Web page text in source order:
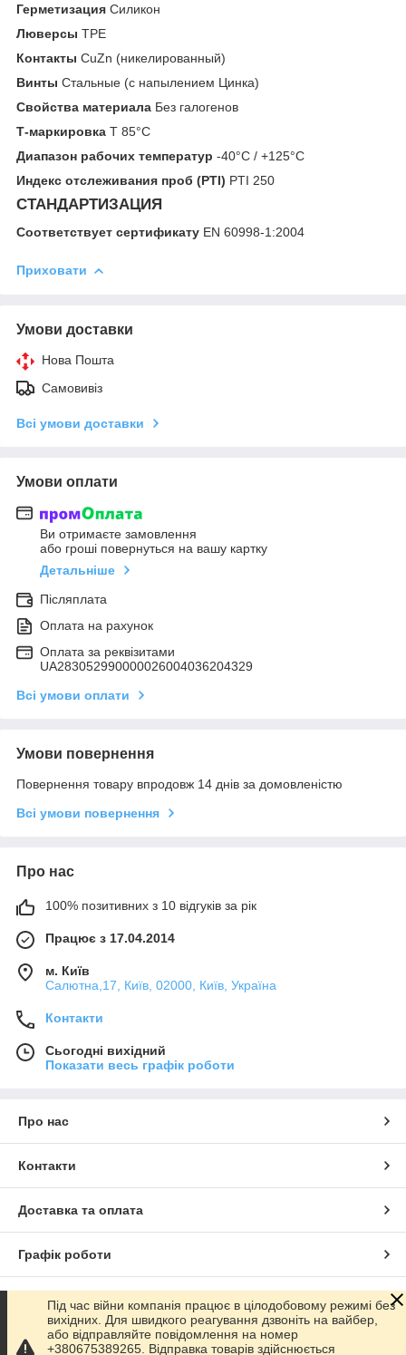
Герметизация Силикон
Люверсы TPE
Контакты CuZn (никелированный)
Винты Стальные (с напылением Цинка)
Свойства материала Без галогенов
Т-маркировка T 85°C
Диапазон рабочих температур -40°C / +125°C
Индекс отслеживания проб (PTI) PTI 250
СТАНДАРТИЗАЦИЯ
Соответствует сертификату EN 60998-1:2004
Приховати
Умови доставки
Нова Пошта
Самовивіз
Всі умови доставки
Умови оплати
Ви отримаєте замовлення
або гроші повернуться на вашу картку
Детальніше
Післяплата
Оплата на рахунок
Оплата за реквізитами
UA283052990000026004036204329
Всі умови оплати
Умови повернення
Повернення товару впродовж 14 днів за домовленістю
Всі умови повернення
Про нас
100% позитивних з 10 відгуків за рік
Працює з 17.04.2014
м. Київ
Салютна,17, Київ, 02000, Київ, Україна
Контакти
Сьогодні вихідний
Показати весь графік роботи
Про нас
Контакти
Доставка та оплата
Графік роботи
Повна версія сайту
Сайт створено на маркетплейсіProm.ua
Під час війни компанія працює в цілодобовому режимі без
вихідних. Для швидкого реагування дзвоніть на вайбер,
або відправляйте повідомлення на номер
+380675389265. Відправка товарів здійснюється